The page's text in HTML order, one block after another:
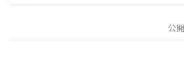
公